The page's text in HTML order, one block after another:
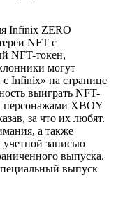
Infinix ZERO
NFT с
NFT-токен,
могут
Infinix» на странице
выиграть NFT-
XBOY
за что их любят.
а также
записью
выпуска.
выпуск